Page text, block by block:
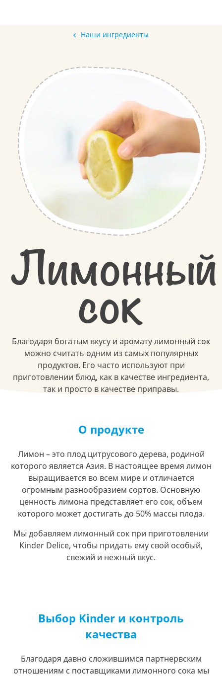
Наши ингредиенты
Лимонный
сок
Благодаря богатым вкусу и аромату лимонный сок
можно считать одним из самых популярных
продуктов. Его часто используют при
приготовлении блюд, как в качестве ингредиента,
так и просто в качестве приправы.
О продукте
Лимон – это плод цитрусового дерева, родиной
которого является Азия. В настоящее время лимон
выращивается во всем мире и отличается
огромным разнообразием сортов. Основную
ценность лимона представляет его сок, объем
которого может достигать до 50% массы плода.
Мы добавляем лимонный сок при приготовлении
Kinder Delice, чтобы придать ему свой особый,
свежий и нежный вкус.
Выбор Kinder и контроль
качества
Благодаря давно сложившимся партнервским
отношениям с поставщиками лимонного сока мы